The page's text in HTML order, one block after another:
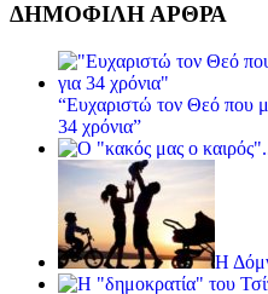
ΔΗΜΟΦΙΛΗ ΑΡΘΡΑ
“Ευχαριστώ τον Θεό που
34 χρόνια”
Η